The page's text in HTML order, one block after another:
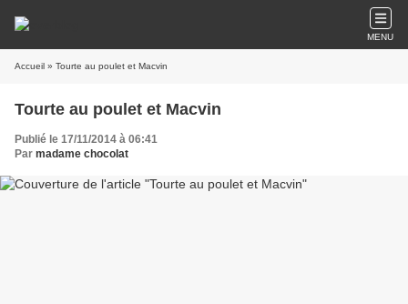
MENU
Accueil » Tourte au poulet et Macvin
Tourte au poulet et Macvin
Publié le 17/11/2014 à 06:41
Par madame chocolat